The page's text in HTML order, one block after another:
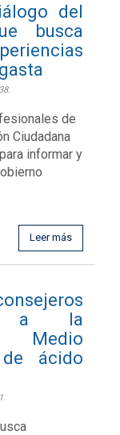
del
busca
de
Ciudadana
informar y
Leer más
a la
Medio
ácido